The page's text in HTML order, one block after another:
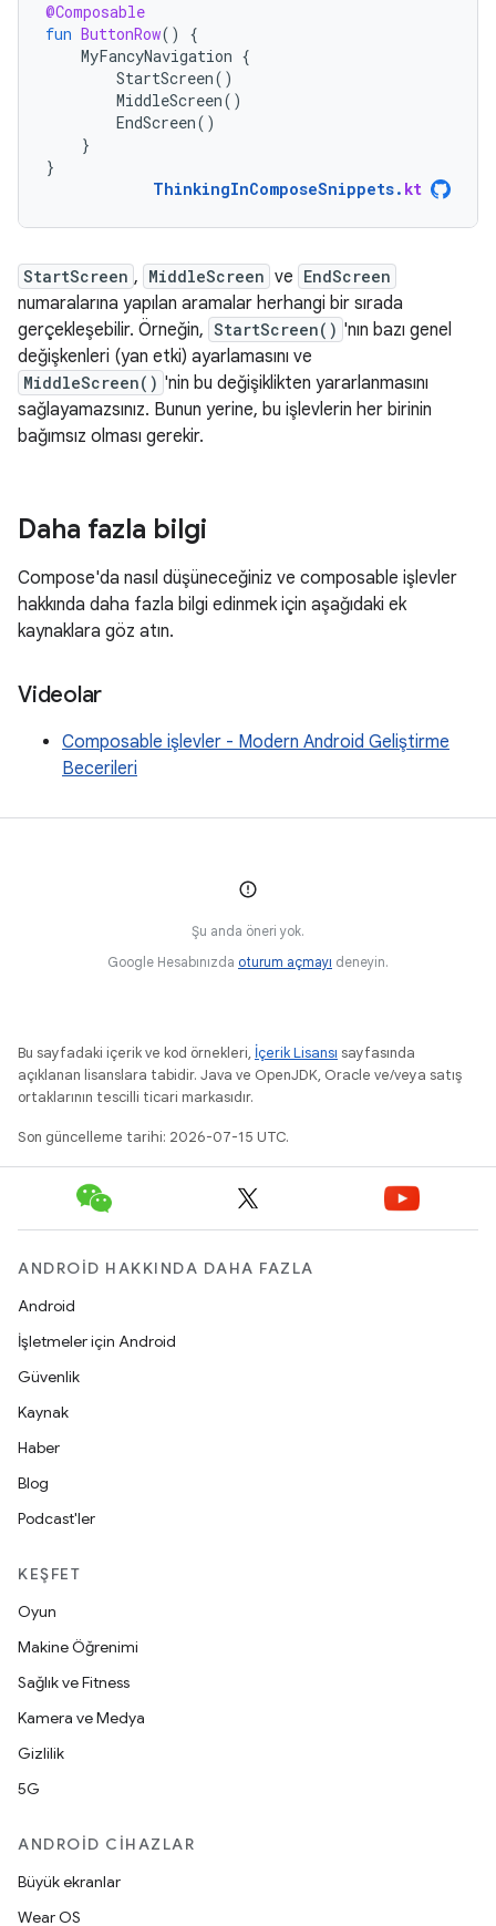
@Composable
fun ButtonRow()
{
MyFancyNavigation {
StartScreen()
MiddleScreen()
EndScreen()
}
}
ThinkingInComposeSnippets. kt
StartScreen , MiddleScreen ve EndScreen
numaralarına yapılan aramalar herhangi bir sırada
gerçekleşebilir. Örneğin, StartScreen() 'nın bazı genel
değişkenleri (yan etki) ayarlamasını ve
MiddleScreen() 'nin bu değişiklikten yararlanmasını
sağlayamazsınız. Bunun yerine, bu işlevlerin her birinin
bağımsız olması gerekir.
Daha fazla bilgi
Compose'da nasıl düşüneceğiniz ve composable işlevler
hakkında daha fazla bilgi edinmek için aşağıdaki ek
kaynaklara göz atın.
Videolar
Composable işlevler - Modern Android Geliştirme
Becerileri
Şu anda öneri yok.
Google Hesabınızda oturum açmayı deneyin.
Bu sayfadaki içerik ve kod örnekleri, İçerik Lisansı sayfasında
açıklanan lisanslara tabidir. Java ve OpenJDK, Oracle ve/veya satış
ortaklarının tescilli ticari markasıdır.
Son güncelleme tarihi: 2026-07-15 UTC.
ANDROID HAKKINDA DAHA FAZLA
Android
İşletmeler için Android
Güvenlik
Kaynak
Haber
Blog
Podcast'ler
KEŞFET
Oyun
Makine Öğrenimi
Sağlık ve Fitness
Kamera ve Medya
Gizlilik
5G
ANDROID CIHAZLAR
Büyük ekranlar
Wear OS